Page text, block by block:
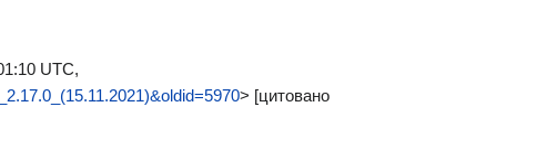
UTC,
> [цитовано